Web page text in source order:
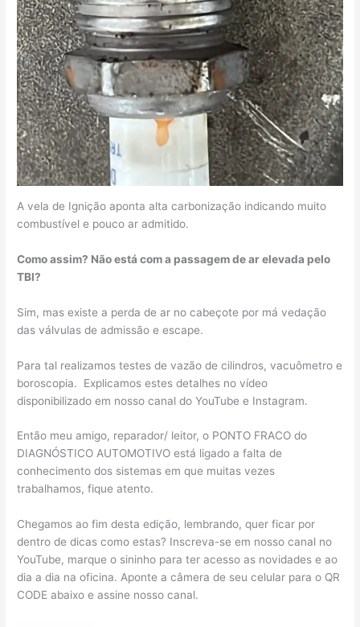
A vela de Ignição aponta alta carbonização indicando muito
combustível e pouco ar admitido.
Como assim? Não está com a passagem de ar elevada pelo
TBI?
Sim, mas existe a perda de ar no cabeçote por má vedação
das válvulas de admissão e escape.
Para tal realizamos testes de vazão de cilindros, vacuômetro e
boroscopia. Explicamos estes detalhes no vídeo
disponibilizado em nosso canal do YouTube e Instagram.
Então meu amigo, reparador/ leitor, o PONTO FRACO do
DIAGNÓSTICO AUTOMOTIVO está ligado a falta de
conhecimento dos sistemas em que muitas vezes
trabalhamos, fique atento.
Chegamos ao fim desta edição, lembrando, quer ficar por
dentro de dicas como estas? Inscreva-se em nosso canal no
YouTube, marque o sininho para ter acesso as novidades e ao
dia a dia na oficina. Aponte a câmera de seu celular para o QR
CODE abaixo e assine nosso canal.